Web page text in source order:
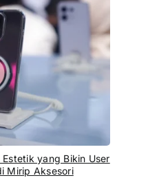
yang Bikin User
Mirip Aksesori